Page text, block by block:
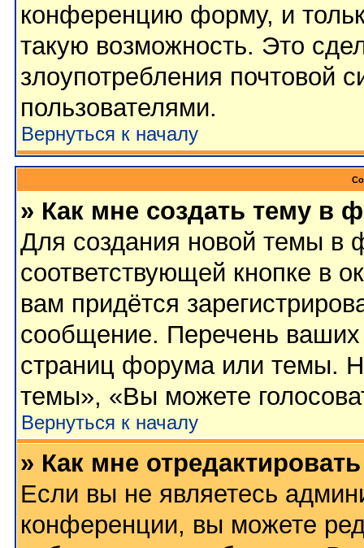
конференцию форму, и
такую возможность. Это
злоупотребления почтовой
пользователями.
Вернуться к началу
» Как мне создать тему в
Для создания новой темы в
соответствующей кнопке в
вам придётся
сообщение. Перечень ваших
страниц форума или темы.
темы», «Вы можете
Вернуться к началу
» Как мне
Если вы не являетесь
конференции, вы можете